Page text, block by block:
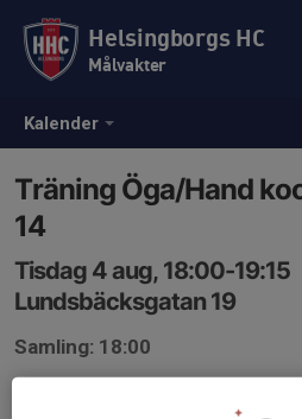
Kalender
Helsingborgs HC
Målvakter
Träning Öga/Hand
14
Tisdag 4 aug, 18:00-19:15
Lundsbäcksgatan 19
Samling: 18:00